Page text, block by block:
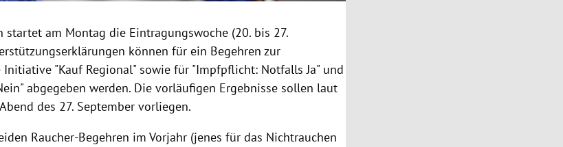
startet am Montag die Eintragungswoche (20. bis 27.
können für ein Begehren zur
"Kauf Regional" sowie für "Impfpflicht: Notfalls Ja" und
abgegeben werden. Die vorläufigen Ergebnisse sollen laut
des 27. September vorliegen.
Raucher-Begehren im Vorjahr (jenes für das Nichtrauchen